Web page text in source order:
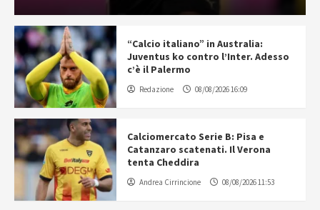
“Calcio italiano” in Australia:
Juventus ko contro l’Inter. Adesso
c’è il Palermo
Redazione 08/08/2026 16:09
Calciomercato Serie B: Pisa e
Catanzaro scatenati. Il Verona
tenta Cheddira
Andrea Cirrincione 08/08/2026 11:53